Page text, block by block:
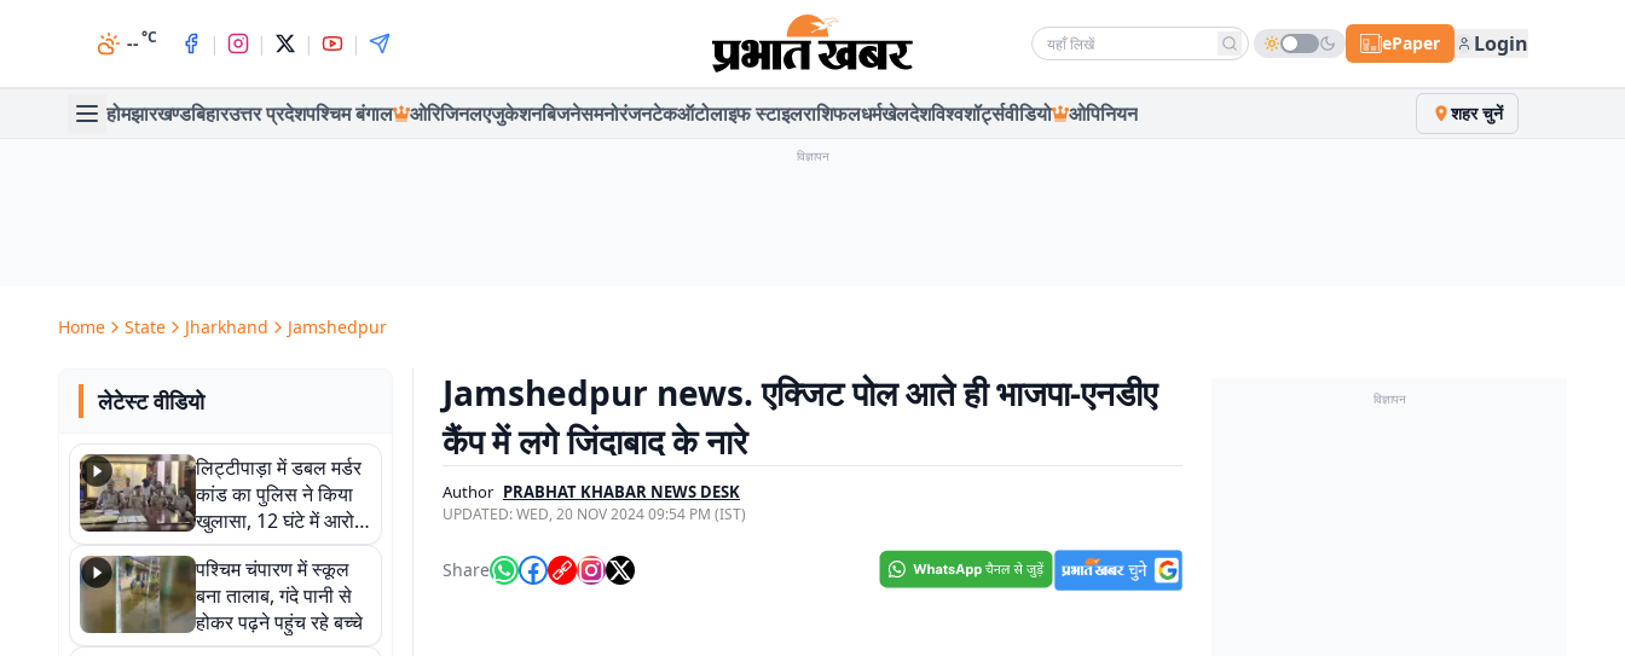
--°C | | | | Search news ePaper Login
होमझारखण्डबिहारउत्तर प्रदेशपश्चिम बंगाल ओरिजिनलएजुकेशनबिजनेसमनोरंजनटेकऑटोलाइफ स्टाइलराशिफलधर्मखेलदेशविश्वशॉर्ट्सवीडियो ओपिनियन शहर चुनें
विज्ञापन
Home State Jharkhand Jamshedpur
लेटेस्ट वीडियो
लिट्टीपाड़ा में डबल मर्डर
कांड का पुलिस ने किया
खुलासा, 12 घंटे में आरोपी
गिरफ्तार
पश्चिम चंपारण में स्कूल
बना तालाब, गंदे पानी से
होकर पढ़ने पहुंच रहे बच्चे
Jamshedpur news. एक्जिट पोल आते ही भाजपा-एनडीए
कैंप में लगे जिंदाबाद के नारे
Author PRABHAT KHABAR NEWS DESK
UPDATED:WED, 20 NOV 2024 09:54 PM (IST)
Share
विज्ञापन